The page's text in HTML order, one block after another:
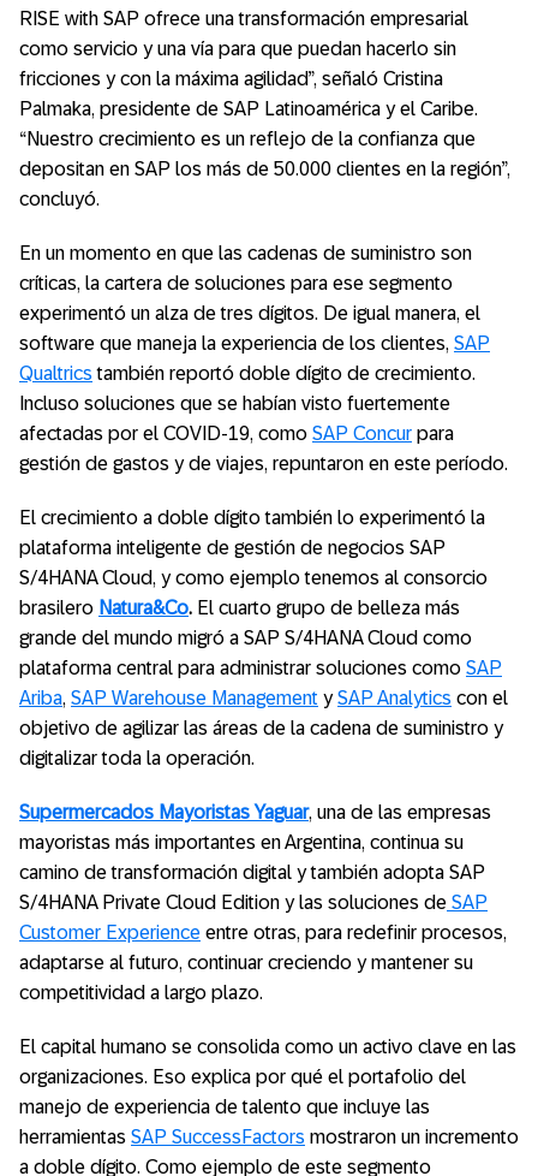
RISE with SAP ofrece una transformación empresarial
como servicio y una vía para que puedan hacerlo sin
fricciones y con la máxima agilidad”, señaló Cristina
Palmaka, presidente de SAP Latinoamérica y el Caribe.
“Nuestro crecimiento es un reflejo de la confianza que
depositan en SAP los más de 50.000 clientes en la región”,
concluyó.
En un momento en que las cadenas de suministro son
críticas, la cartera de soluciones para ese segmento
experimentó un alza de tres dígitos. De igual manera, el
software que maneja la experiencia de los clientes, SAP
Qualtricstambién reportó doble dígito de crecimiento.
Incluso soluciones que se habían visto fuertemente
afectadas por el COVID-19, como SAP Concur para
gestión de gastos y de viajes, repuntaron en este período.
El crecimiento a doble dígito también lo experimentó la
plataforma inteligente de gestión de negocios SAP
S/4HANA Cloud, y como ejemplo tenemos al consorcio
brasilero Natura&Co. El cuarto grupo de belleza más
grande del mundo migró a SAP S/4HANA Cloud como
plataforma central para administrar soluciones como SAP
Ariba, SAP Warehouse Management ySAP Analytics con el
objetivo de agilizar las áreas de la cadena de suministro y
digitalizar toda la operación.
Supermercados Mayoristas Yaguar, una de las empresas
mayoristas más importantes en Argentina, continua su
camino de transformación digital y también adopta SAP
S/4HANA Private Cloud Edition y las soluciones de SAP
Customer Experience entre otras, para redefinir procesos,
adaptarse al futuro, continuar creciendo y mantener su
competitividad a largo plazo.
El capital humano se consolida como un activo clave en las
organizaciones. Eso explica por qué el portafolio del
manejo de experiencia de talento que incluye las
herramientas SAP SuccessFactors mostraron un incremento
a doble dígito. Como ejemplo de este segmento